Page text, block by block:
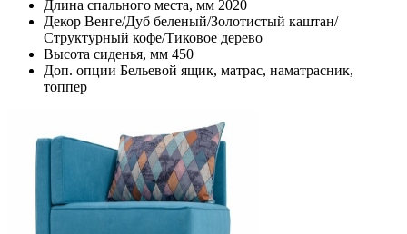
Длина спального места, мм 2020
Декор Венге/Дуб беленый/Золотистый каштан/
Структурный кофе/Тиковое дерево
Высота сиденья, мм 450
Доп. опции Бельевой ящик, матрас, наматрасник,
топпер